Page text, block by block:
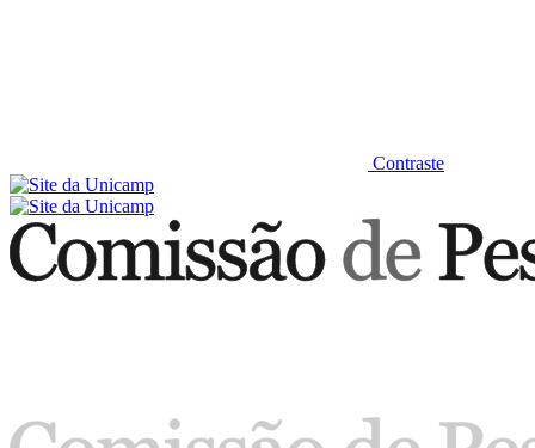
Contraste